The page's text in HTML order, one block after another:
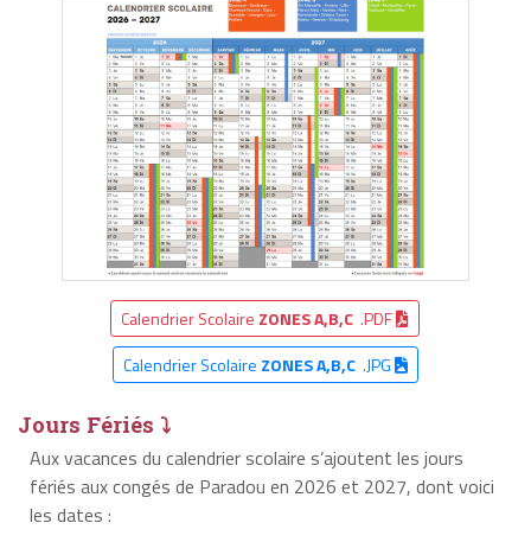
Calendrier Scolaire ZONES A,B,C .PDF
Calendrier Scolaire ZONES A,B,C.JPG
Jours Fériés ⤵
Aux vacances du calendrier scolaire s’ajoutent les jours
fériés aux congés de Paradou en 2026 et 2027, dont voici
les dates :